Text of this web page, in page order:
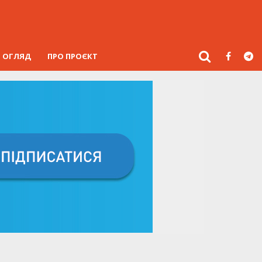
ОГЛЯД ПРО ПРОЄКТ